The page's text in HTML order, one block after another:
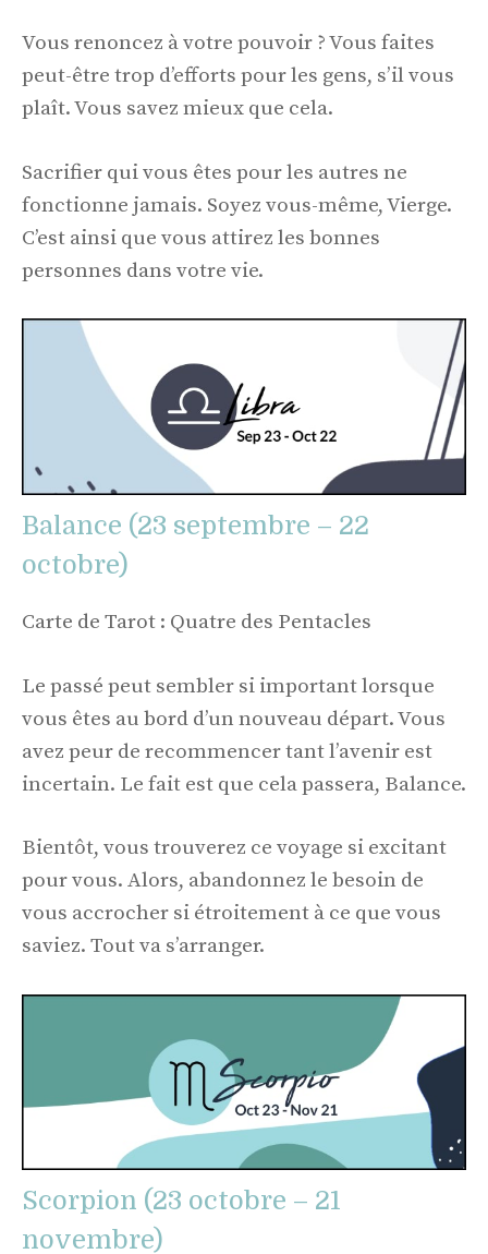
Vous renoncez à votre pouvoir ? Vous faites
peut-être trop d’efforts pour les gens, s’il vous
plaît. Vous savez mieux que cela.
Sacrifier qui vous êtes pour les autres ne
fonctionne jamais. Soyez vous-même, Vierge.
C’est ainsi que vous attirez les bonnes
personnes dans votre vie.
Balance (23 septembre – 22
octobre)
Carte de Tarot : Quatre des Pentacles
Le passé peut sembler si important lorsque
vous êtes au bord d’un nouveau départ. Vous
avez peur de recommencer tant l’avenir est
incertain. Le fait est que cela passera, Balance.
Bientôt, vous trouverez ce voyage si excitant
pour vous. Alors, abandonnez le besoin de
vous accrocher si étroitement à ce que vous
saviez. Tout va s’arranger.
Scorpion (23 octobre – 21
novembre)